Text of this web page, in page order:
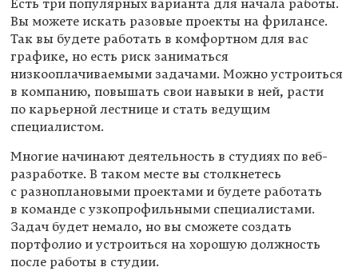
Есть три популярных варианта для начала работы.
Вы можете искать разовые проекты на фрилансе.
Так вы будете работать в комфортном для вас
графике, но есть риск заниматься
низкооплачиваемыми задачами. Можно устроиться
в компанию, повышать свои навыки в ней, расти
по карьерной лестнице и стать ведущим
специалистом.
Многие начинают деятельность в студиях по веб-
разработке. В таком месте вы столкнетесь
с разноплановыми проектами и будете работать
в команде с узкопрофильными специалистами.
Задач будет немало, но вы сможете создать
портфолио и устроиться на хорошую должность
после работы в студии.